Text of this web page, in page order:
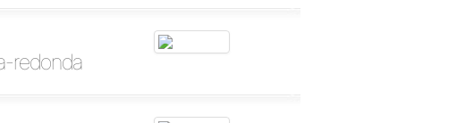
redonda